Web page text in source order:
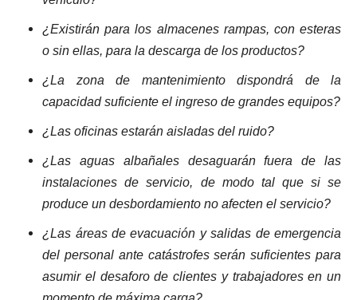
¿Existirán para los almacenes rampas, con esteras
o sin ellas, para la descarga de los productos?
¿La zona de mantenimiento dispondrá de la
capacidad suficiente el ingreso de grandes equipos?
¿Las oficinas estarán aisladas del ruido?
¿Las aguas albañales desaguarán fuera de las
instalaciones de servicio, de modo tal que si se
produce un desbordamiento no afecten el servicio?
¿Las áreas de evacuación y salidas de emergencia
del personal ante catástrofes serán suficientes para
asumir el desaforo de clientes y trabajadores en un